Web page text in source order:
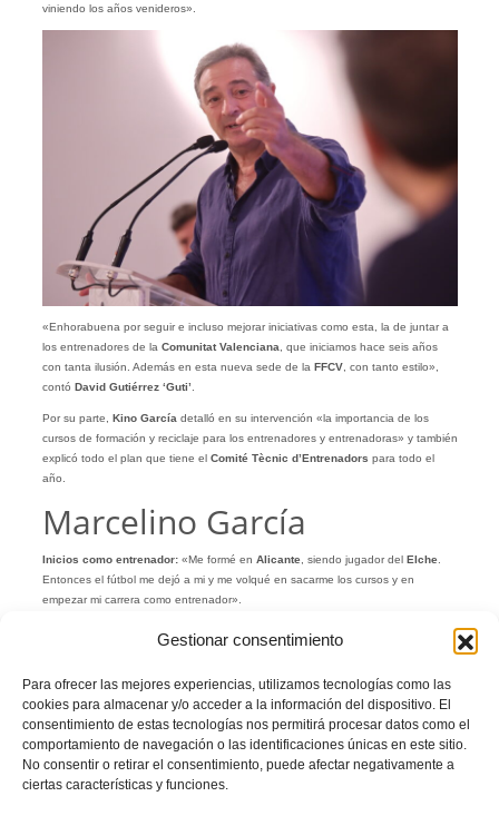
Gestionar consentimiento
Para ofrecer las mejores experiencias, utilizamos tecnologías como las
cookies para almacenar y/o acceder a la información del dispositivo. El
consentimiento de estas tecnologías nos permitirá procesar datos como el
comportamiento de navegación o las identificaciones únicas en este sitio.
No consentir o retirar el consentimiento, puede afectar negativamente a
ciertas características y funciones.
viniendo los años venideros».
«Enhorabuena por seguir e incluso mejorar iniciativas como esta, la de juntar a
los entrenadores de la Comunitat Valenciana, que iniciamos hace seis años
con tanta ilusión. Además en esta nueva sede de la FFCV, con tanto estilo»,
contó David Gutiérrez ‘Guti’.
Por su parte, Kino Garcíadetalló en su intervención «la importancia de los
cursos de formación y reciclaje para los entrenadores y entrenadoras» y también
explicó todo el plan que tiene el Comité Tècnic d’Entrenadors para todo el
año.
Marcelino García
Inicios como entrenador: «Me formé en Alicante, siendo jugador del Elche.
Entonces el fútbol me dejó a mi y me volqué en sacarme los cursos y en
empezar mi carrera como entrenador».
Importancia del cuerpo técnico:
«No hay tanto contraste con salir fuera.
cada lugar su propia personalidad, pero no es tan siferente. La prueba es la
cantidad de españoles que están por el mundo y que tienen éxito. Para un
entrenador lo importante es tener buenos futbolistas, sea en España, en
Inglaterra o en Francia»